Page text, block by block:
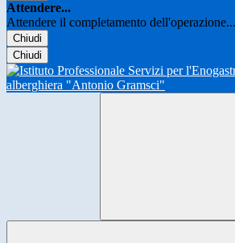
Attendere...
Attendere il completamento dell'operazione...
Chiudi
Chiudi